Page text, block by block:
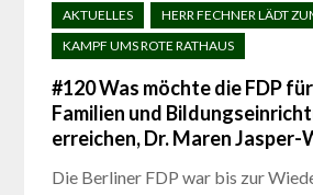
#120 Was möchte die FDP
Familien und
erreichen, Dr. Maren Jasper-
Die Berliner FDP war bis zur